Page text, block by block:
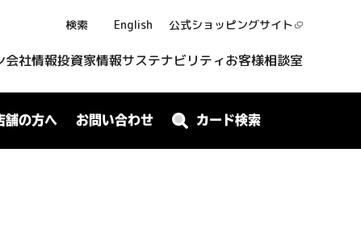
検索 English 公式ショッピングサイト
会社情報投資家情報サステナビリティお客様相談室
舗の方へ お問い合わせ カード検索